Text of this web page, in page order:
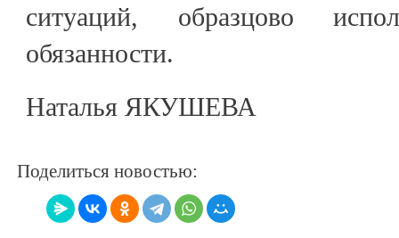
ситуаций, образцово
обязанности.
Наталья ЯКУШЕВА
Поделиться новостью: